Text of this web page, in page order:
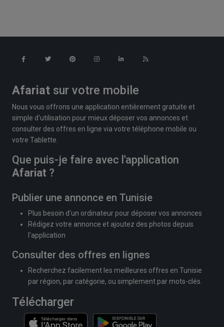
Afariat sur votre mobile
Nous vous offrons une application entièrement gratuite et
simple d'utilisation pour mieux déposer vos annonces et
consulter des offres en ligne via votre téléphone mobile ou
votre Tablette.
Que puis-je faire avec l'application
Afariat ?
Publier une annonce en Tunisie
Plus besoin d'un ordinateur pour déposer vos annonces
Rédigez votre annonce et ajoutez des photos depuis
l'application
Consulter des offres en lignes
Recherchez facilement les meilleures offres en Tunisie
par région, par catégorie, ou simplement par mots-clés.
Télécharger